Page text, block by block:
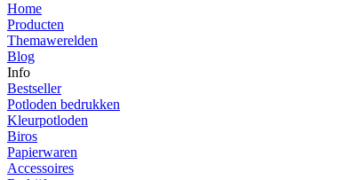
Home
Producten
Themawerelden
Blog
Info
Bestseller
Potloden bedrukken
Kleurpotloden
Biros
Papierwaren
Accessoires